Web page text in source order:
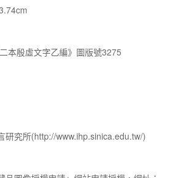
本殷虛文字乙編》圖版號3275
研究所(http://www.ihp.sinica.edu.tw/)